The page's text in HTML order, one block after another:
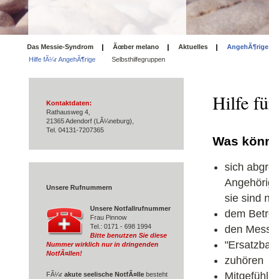
Das Messie-Syndrom Ãœber melano Aktuelles
AngehÃ¶rige
Hilfe fÃ¼r AngehÃ¶rige
Selbsthilfegruppen
Kontaktdaten:
Rathausweg 4,
21365 Adendorf (LÃ¼neburg),
Tel. 04131-7207365
Unsere Rufnummern
Unsere Notfall­rufnummer
Frau Pinnow
Tel.: 0171 - 698 1994
Bitte benutzen Sie diese
Nummer wirklich nur in dringenden
NotfÃ¤llen!
FÃ¼r akute seelische NotfÃ¤lle besteht
Hilfe
Was
sich
sie sind
dem
den
zuhören